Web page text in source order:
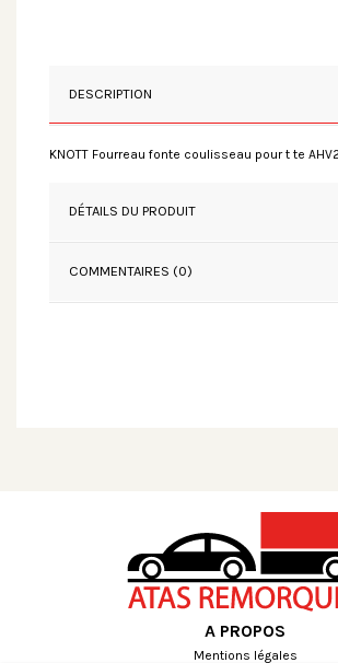
DESCRIPTION
KNOTT Fourreau fonte coulisseau pour t te
DÉTAILS DU PRODUIT
COMMENTAIRES (0)
A PROPOS
Mentions légales